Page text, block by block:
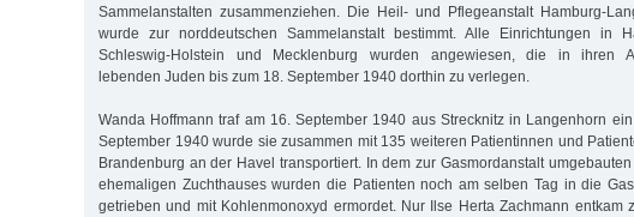
Sammelanstalten zusammenziehen. Die Heil- und Pflegeanstalt Hamburg-
wurde zur norddeutschen Sammelanstalt bestimmt. Alle Einrichtungen in
Schleswig-Holstein und Mecklenburg wurden angewiesen, die in ihren
lebenden Juden bis zum 18. September 1940 dorthin zu verlegen.
Wanda Hoffmann traf am 16. September 1940 aus Strecknitz in Langenhorn
September 1940 wurde sie zusammen mit 135 weiteren Patientinnen und
Brandenburg an der Havel transportiert. In dem zur Gasmordanstalt
ehemaligen Zuchthauses wurden die Patienten noch am selben Tag in die
getrieben und mit Kohlenmonoxyd ermordet. Nur Ilse Herta Zachmann entkam